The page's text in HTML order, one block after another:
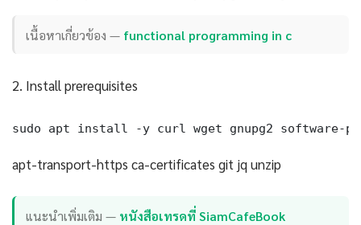
เนื้อหาเกี่ยวข้อง — functional programming in c
2. Install prerequisites
sudo apt install -y curl wget gnupg2 software-
apt-transport-https ca-certificates git jq unzip
แนะนำเพิ่มเติม — หนังสือเทรดที่ SiamCafeBook